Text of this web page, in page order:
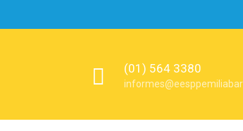
(01) 564 3380